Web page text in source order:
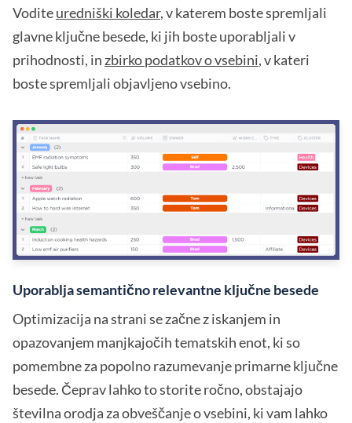
Voditeuredniški koledar, v katerem boste spremljali
glavne ključne besede, ki jih boste uporabljali v
prihodnosti, in zbirko podatkov o vsebini, v kateri
boste spremljali objavljeno vsebino.
Uporablja semantično relevantne ključne besede
Optimizacija na strani se začne z iskanjem in
opazovanjem manjkajočih tematskih enot, ki so
pomembne za popolno razumevanje primarne ključne
besede. Čeprav lahko to storite ročno, obstajajo
številna orodja za obveščanje o vsebini, ki vam lahko